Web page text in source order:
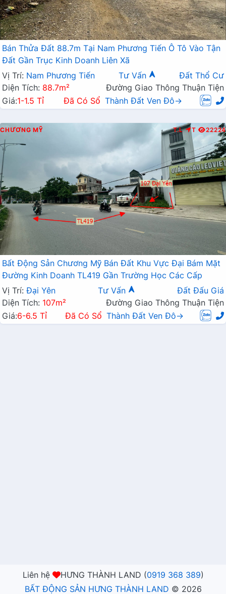
Bán Thửa Đất 88.7m Tại Nam Phương Tiến Ô Tô Vào Tận
Đất Gần Trục Kinh Doanh Liên Xã
Vị Trí: Nam Phương Tiến Tư Vấn
Đất Thổ Cư
Diện Tích: 88.7m²
Đường Giao Thông Thuận Tiện
Giá:1-1.5 Tỉ Đã Có Sổ Thành Đất Ven Đô→
CHƯƠNG MỸ T.L T 22224
Bất Động Sản Chương Mỹ Bán Đất Khu Vực Đại Bám Mặt
Đường Kinh Doanh TL419 Gần Trường Học Các Cấp
Vị Trí: Đại Yên Tư Vấn
Đất Đấu Giá
Diện Tích: 107m²
Đường Giao Thông Thuận Tiện
Giá:6-6.5 Tỉ Đã Có Sổ Thành Đất Ven Đô→
Liên hệ HƯNG THÀNH LAND (0919 368 389)
BẤT ĐỘNG SẢN HƯNG THÀNH LAND © 2026